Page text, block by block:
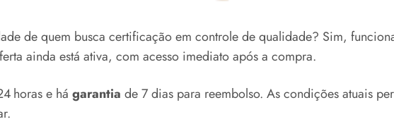
de quem busca certificação em controle de qualidade? Sim,
ainda está ativa, com acesso imediato após a compra.
horas e há garantia de 7 dias para reembolso. As condições atuais